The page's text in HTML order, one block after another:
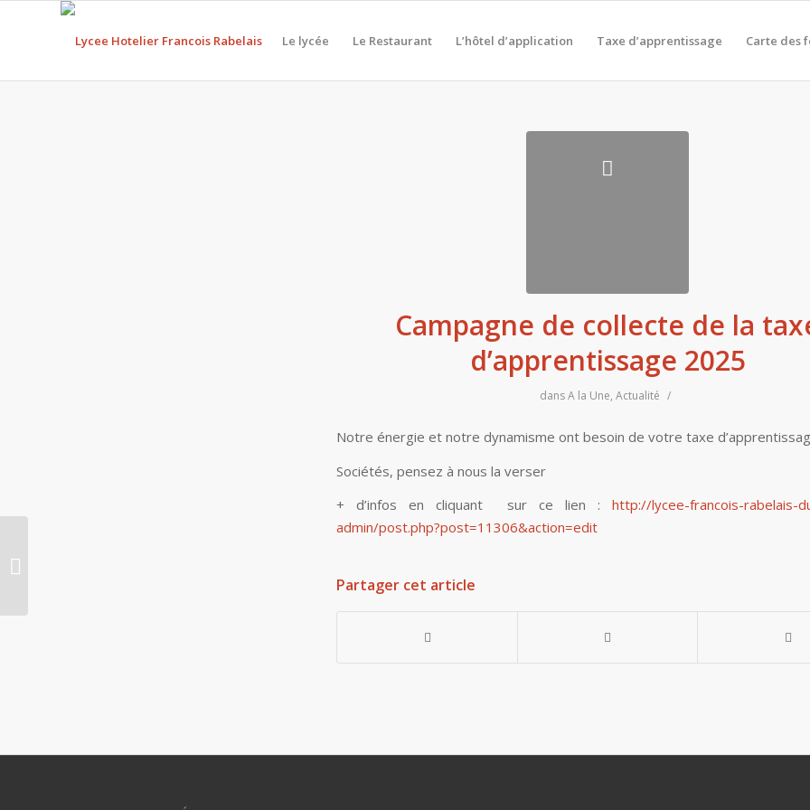
Le lycée Le Restaurant L’hôtel d’application Taxe d’apprentissage Carte des
Campagne de collecte de la
d’apprentissage 2025
dansA la Une, Actualité /
Notre énergie et notre dynamisme ont besoin de votre taxe
Sociétés, pensez à nous la verser
+ d’infos en cliquant sur ce lien : http://lycee-francois-rabelais-
admin/post.php?post=11306&action=edit
Partager cet article